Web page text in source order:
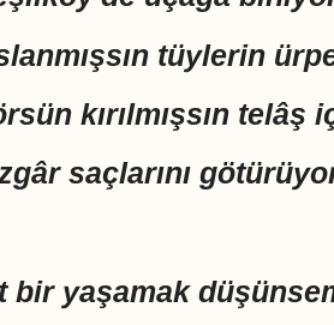
tüylerin
kırılmışsın telâş
saçlarını
bir yaşamak